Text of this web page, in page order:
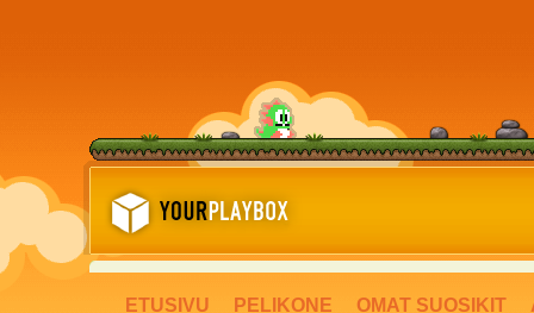
ETUSIVU PELIKONE OMAT SUOSIKIT